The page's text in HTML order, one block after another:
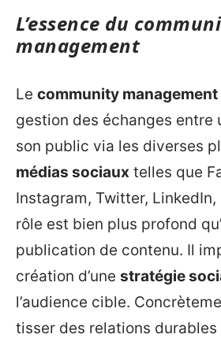
L’essence du
management
Le community management
gestion des échanges entre
son public via les diverses
médias sociaux telles que
Instagram, Twitter, LinkedIn,
rôle est bien plus profond
publication de contenu. Il
création d’une stratégie
l’audience cible.
tisser des relations durables